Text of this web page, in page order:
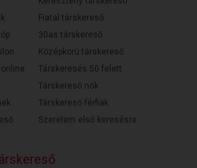
Fiatal társkereső
30as társkereső
Középkorú társkereső
Társkeresés 50 felett
Társkereső nők
Társkereső férfiak
Szerelem első keresésre